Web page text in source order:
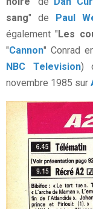
sang" de Paul
également " Les
"Cannon" Conrad
NBC Television)
novembre 1985 sur